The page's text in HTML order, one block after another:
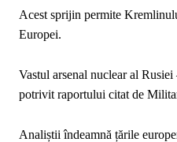
Acest sprijin permite
Europei.
Vastul arsenal nuclear al
potrivit raportului citat de
Analiștii îndeamnă țările